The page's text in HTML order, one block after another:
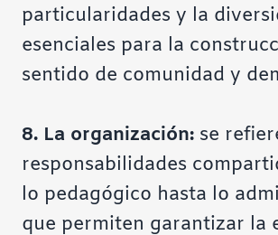
particularidades y la
esenciales para la
sentido de comunidad y
8. La organización: se
responsabilidades
lo pedagógico hasta lo
que permiten garantizar la